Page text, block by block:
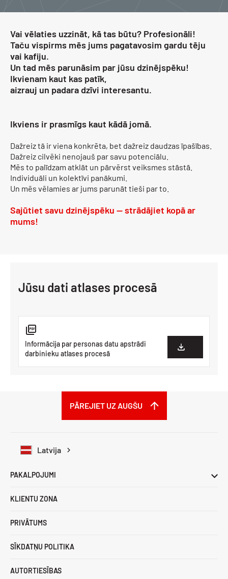
Vai vēlaties uzzināt, kā tas būtu? Profesionāli!
Taču vispirms mēs jums pagatavosim gardu tēju
vai kafiju.
Un tad mēs parunāsim par jūsu dzinējspēku!
Ikvienam kaut kas patīk,
aizrauj un padara dzīvi interesantu.
Ikviens ir prasmīgs kaut kādā jomā.
Dažreiz tā ir viena konkrēta, bet dažreiz daudzas īpašības.
Dažreiz cilvēki nenojauš par savu potenciālu.
Mēs to palīdzam atklāt un pārvērst veiksmes stāstā.
Individuāli un kolektīvi panākumi.
Un mēs vēlamies ar jums parunāt tieši par to.
Sajūtiet savu dzinējspēku — strādājiet kopā ar
mums!
Jūsu dati atlases procesā
Informācija par personas datu apstrādi
darbinieku atlases procesā
Latvija
PĀREJIET UZ AUGŠU
PAKALPOJUMI
KLIENTU ZONA
PRIVĀTUMS
SĪKDATŅU POLITIKA
AUTORTIESĪBAS